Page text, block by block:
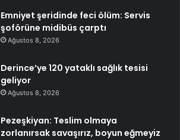
Emniyet şeridinde feci ölüm: Servis
şoförüne midibüs çarptı
Ağustos 8, 2026
Derince’ye 120 yataklı sağlık tesisi
geliyor
Ağustos 8, 2026
Pezeşkiyan: Teslim olmaya
zorlanırsak savaşırız, boyun eğmeyiz